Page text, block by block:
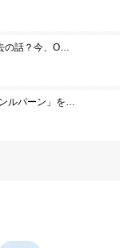
の話？今、O…
ルパーン」を…